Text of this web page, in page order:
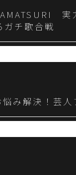
実
ガチ歌合戦
み解決！芸人